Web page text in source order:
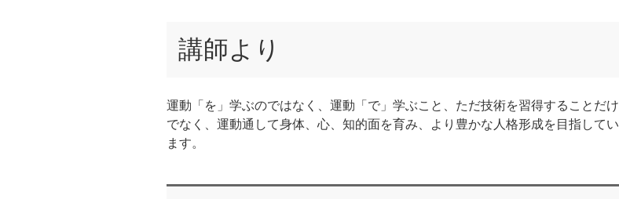
講師より
運動「を」学ぶのではなく、運動「で」学ぶこと、ただ技術を習得することだけ
でなく、運動通して身体、心、知的面を育み、より豊かな人格形成を目指してい
ます。